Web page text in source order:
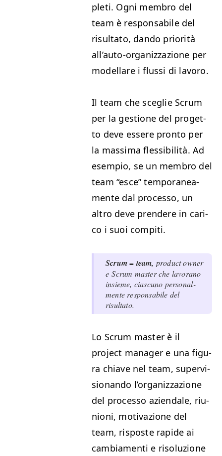
pleti. Ogni mem­bro del
team è respon­s­abile del
risul­ta­to, dan­do pri­or­ità
all’au­to-orga­niz­zazione per
model­lare i flus­si di lavoro.
Il team che sceglie Scrum
per la ges­tione del prog­et­
to deve essere pron­to per
la mas­si­ma flessibil­ità. Ad
esem­pio, se un mem­bro del
team “esce” tem­po­ranea­
mente dal proces­so, un
altro deve pren­dere in cari­
co i suoi compiti.
Scrum = team, prod­uct own­er
e Scrum mas­ter che lavo­ra­no
insieme, cias­cuno per­sonal­
mente respon­s­abile del
risultato.
Lo Scrum mas­ter è il
project man­ag­er e una figu­
ra chi­ave nel team, super­vi­
sio­n­an­do l’or­ga­niz­zazione
del proces­so azien­dale, riu­
nioni, moti­vazione del
team, risposte rapi­de ai
cam­bi­a­men­ti e risoluzione